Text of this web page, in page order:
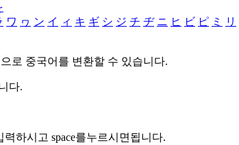
ワ ヮ ン イ ィ キ ギ シ ジ チ ヂ ニ ヒ ビ ピ ミ リ
로 중국어를 변환할 수 있습니다.
다.
력하시고 space를누르시면됩니다.